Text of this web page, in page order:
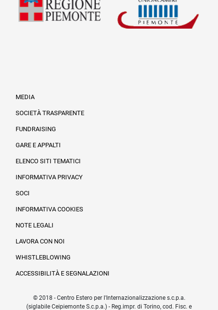
MEDIA
SOCIETÀ TRASPARENTE
FUNDRAISING
GARE E APPALTI
ELENCO SITI TEMATICI
INFORMATIVA PRIVACY
SOCI
INFORMATIVA COOKIES
NOTE LEGALI
LAVORA CON NOI
WHISTLEBLOWING
ACCESSIBILITÀ E SEGNALAZIONI
© 2018 - Centro Estero per l'Internazionalizzazione s.c.p.a.
(siglabile Ceipiemonte S.c.p.a.) - Reg.impr. di Torino, cod. Fisc. e